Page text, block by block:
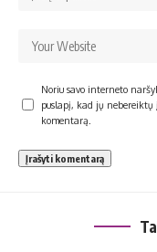
Noriu savo interneto
puslapį, kad jų
komentarą.